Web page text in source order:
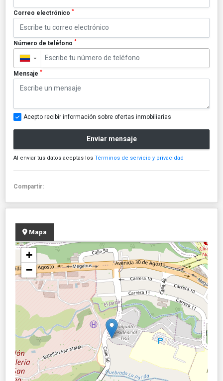
Correo electrónico *
Número de teléfono *
▼
Mensaje *
Acepto recibir información sobre ofertas inmobiliarias
Enviar mensaje
Al enviar tus datos aceptas los Términos de servicio y privacidad
Compartir:
Mapa
+
−